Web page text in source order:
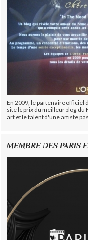
En 2009, le partenaire officiel
site le prix du meilleur blog
art et le talent d'une artiste
MEMBRE DES PARIS